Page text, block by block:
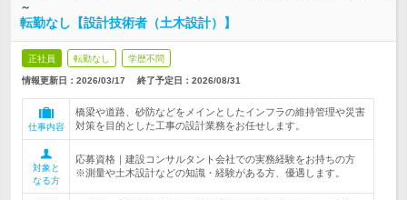
～
転勤なし【設計技術者（土木設計）】
正社員 転勤なし 学歴不問
情報更新日：2026/03/17 終了予定日： 2026/08/31
仕事内容
橋梁や道路、砂防などをメインとしたインフラの維持管理や災害
対策を目的とした工事の設計業務をお任せします。
対象と
なる方
応募資格｜建設コンサルタント会社での実務経験をお持ちの方
※測量や土木設計などの知識・経験がある方、優遇します。